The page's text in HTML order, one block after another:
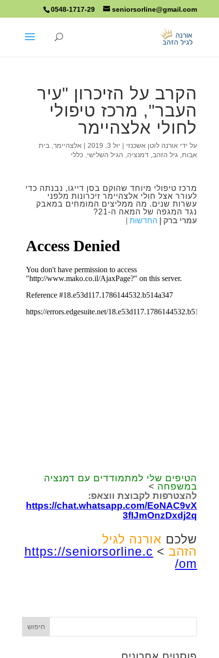
0548-1717-29 seniorsorline@gmail.com
הקרב על הזיכרון "עיר
העבר", מרכז טיפולי
לחולי אלצהיימר
על ידי אורנה לוטן אשכנזי | יול 3, 2019 | אלצהיימר, בית
אבות, גיל הזהב דמנציה הגיל השלישי כללי
מרכז טיפולי מיוחד שהוקם בסן דייגו, נבנתה כדי
לעורר אצל חולי אלצהיימר זיכרונות מלפני
עשרות שנים. מה ממליצים המומחים במאבק
נגד המגפה של המאה ה-21?
עמרי ברק
החדשות
הטיפים שלי למתמודדים עם דמנציה
במשפחה >
להצטרפות לקבוצת ווצאפ:
https://chat.whatsapp.com/EoNAC9vX
3fIJmOnzDxdj2q
שלכם אורנה לגיל
הזהב >
https://seniorsorline.c
om/